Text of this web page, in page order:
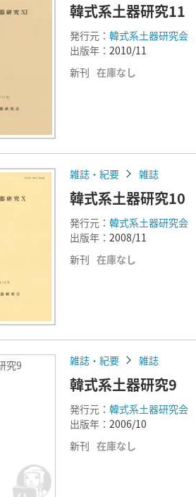
韓式系土器研究11
発行元： 韓式系土器研究会
出版年： 2010/11
新刊 在庫なし
雑誌・紀要 雑誌
韓式系土器研究10
発行元： 韓式系土器研究会
出版年： 2008/11
新刊 在庫なし
究9 雑誌・紀要 雑誌
韓式系土器研究9
発行元： 韓式系土器研究会
出版年： 2006/10
新刊 在庫なし